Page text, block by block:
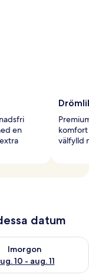
en
komfort
välfylld
datum
- aug. 10
Imorgon
10 - aug. 11
tillgängligheten